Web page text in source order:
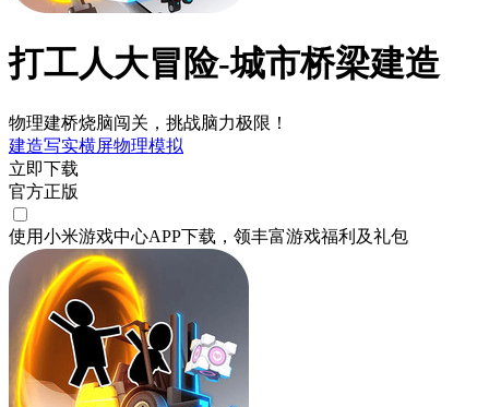
打工人大冒险-城市桥梁建造
物理建桥烧脑闯关，挑战脑力极限！
建造写实横屏物理模拟
立即下载
官方正版
使用小米游戏中心APP下载 ，领丰富游戏福利 及礼包